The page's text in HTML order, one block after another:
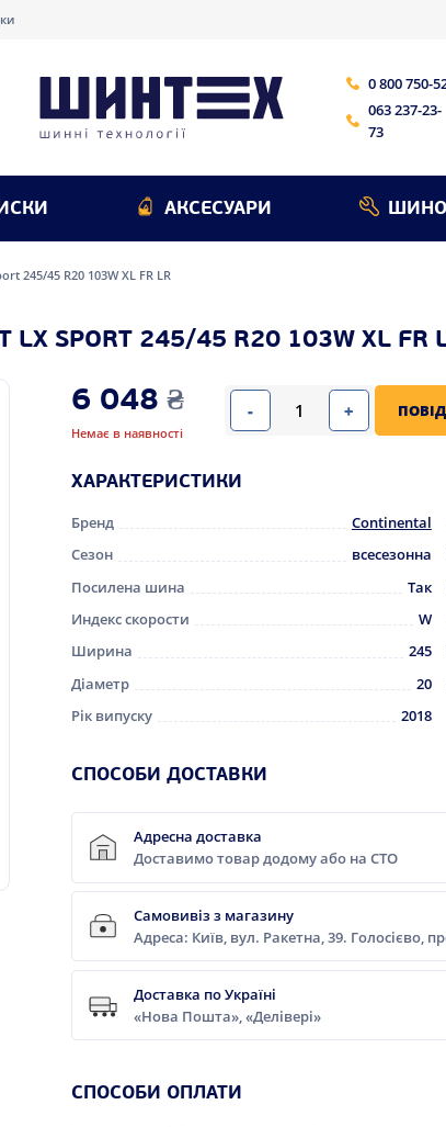
0 800 750-
063 237-23-
73
АКСЕСУАРИ
245/45 R20 103W XL FR LR
LX SPORT 245/45 R20 103W XL FR
6 048 ₴
Немає в наявності
- +
ХАРАКТЕРИСТИКИ
Бренд Continental
Сезон
всесезонна
Посилена шина
Так
Индекс скорости
W
Ширина
245
Діаметр
20
Рік випуску
2018
СПОСОБИ ДОСТАВКИ
Адресна доставка
Доставимо товар додому або на СТО
Самовивіз з магазину
Адреса: Київ, вул. Ракетна, 39. Голосієво,
Доставка по Україні
«Нова Пошта», «Делівері»
СПОСОБИ ОПЛАТИ